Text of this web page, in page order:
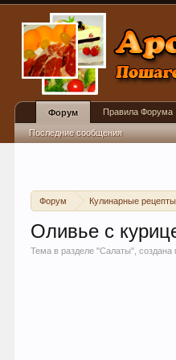
Форум Кулинарные рецепты
Оливье с
Тема в разделе "Салаты", создана
Форум
Последние сообщения
Правила Форума